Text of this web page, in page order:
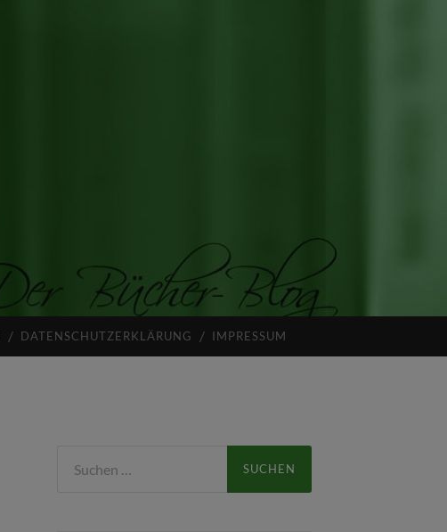
DATENSCHUTZERKLÄRUNG IMPRESSUM
nach: